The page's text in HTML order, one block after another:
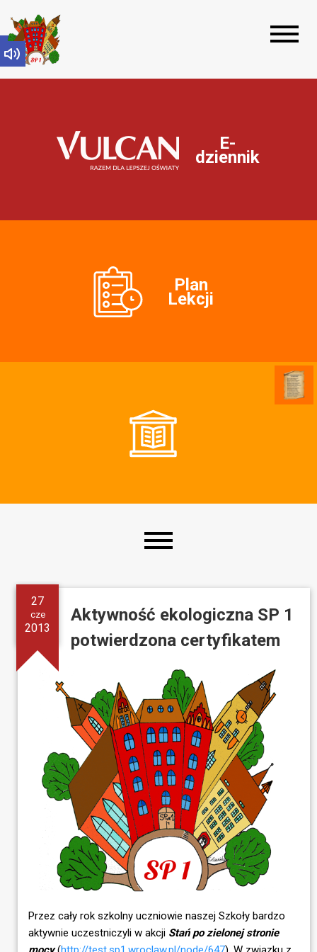
Open
toolbar
E-
dziennik
Plan
Lekcji
O
Szkole
27
cze
2013
Aktywność ekologiczna SP 1
potwierdzona certyfikatem
Przez cały rok szkolny uczniowie naszej Szkoły bardzo
aktywnie uczestniczyli w akcji Stań po zielonej stronie